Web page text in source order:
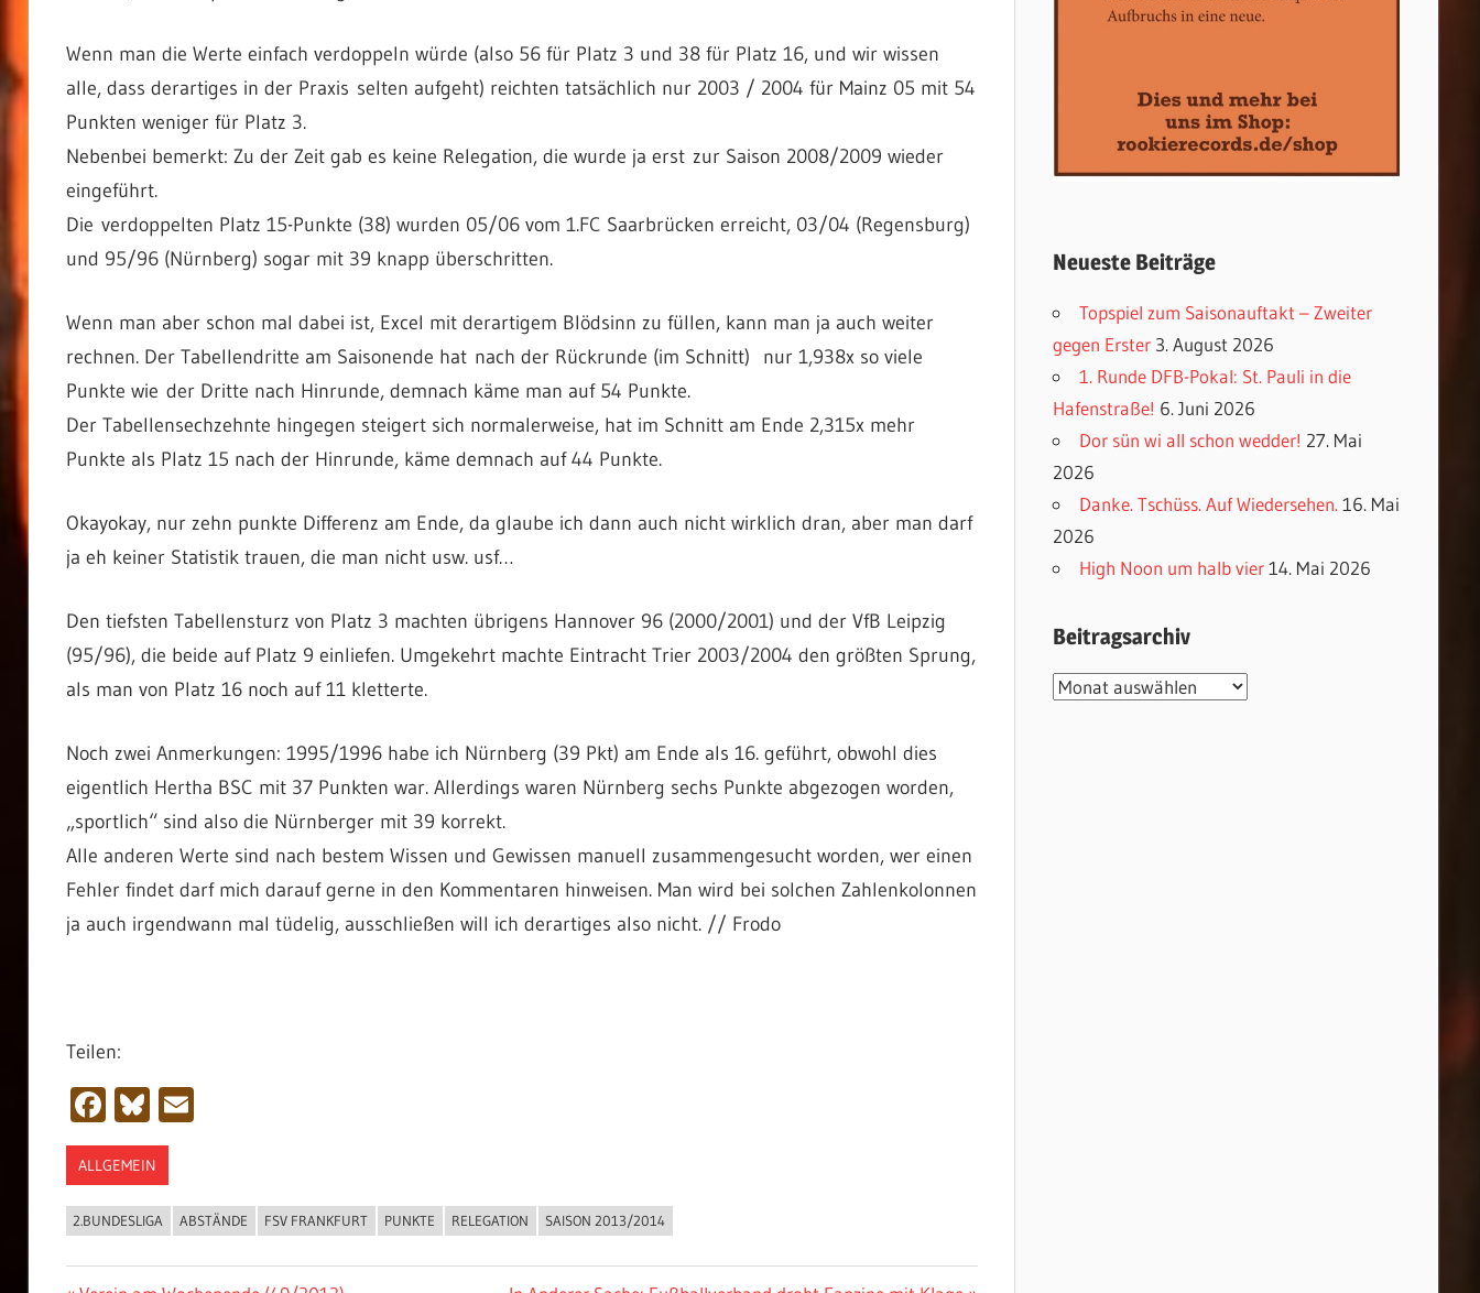
Wenn man die Werte einfach verdoppeln würde (also 56 für Platz 3 und 38 für Platz 16, und wir wissen
alle, dass derartiges in der Praxis selten aufgeht) reichten tatsächlich nur 2003 / 2004 für Mainz 05 mit 54
Punkten weniger für Platz 3.
Nebenbei bemerkt: Zu der Zeit gab es keine Relegation, die wurde ja erst zur Saison 2008/2009 wieder
eingeführt.
Die verdoppelten Platz 15-Punkte (38) wurden 05/06 vom 1.FC Saarbrücken erreicht, 03/04 (Regensburg)
und 95/96 (Nürnberg) sogar mit 39 knapp überschritten.
Wenn man aber schon mal dabei ist, Excel mit derartigem Blödsinn zu füllen, kann man ja auch weiter
rechnen. Der Tabellendritte am Saisonende hat nach der Rückrunde (im Schnitt) nur 1,938x so viele
Punkte wie der Dritte nach Hinrunde, demnach käme man auf 54 Punkte.
Der Tabellensechzehnte hingegen steigert sich normalerweise, hat im Schnitt am Ende 2,315x mehr
Punkte als Platz 15 nach der Hinrunde, käme demnach auf 44 Punkte.
Okayokay, nur zehn punkte Differenz am Ende, da glaube ich dann auch nicht wirklich dran, aber man darf
ja eh keiner Statistik trauen, die man nicht usw. usf…
Den tiefsten Tabellensturz von Platz 3 machten übrigens Hannover 96 (2000/2001) und der VfB Leipzig
(95/96), die beide auf Platz 9 einliefen. Umgekehrt machte Eintracht Trier 2003/2004 den größten Sprung,
als man von Platz 16 noch auf 11 kletterte.
Noch zwei Anmerkungen: 1995/1996 habe ich Nürnberg (39 Pkt) am Ende als 16. geführt, obwohl dies
eigentlich Hertha BSC mit 37 Punkten war. Allerdings waren Nürnberg sechs Punkte abgezogen worden,
„sportlich“ sind also die Nürnberger mit 39 korrekt.
Alle anderen Werte sind nach bestem Wissen und Gewissen manuell zusammengesucht worden, wer einen
Fehler findet darf mich darauf gerne in den Kommentaren hinweisen. Man wird bei solchen Zahlenkolonnen
ja auch irgendwann mal tüdelig, ausschließen will ich derartiges also nicht. // Frodo
Teilen:
Facebook
Bluesky
Email
ALLGEMEIN
2.BUNDESLIGA ABSTÄNDE FSV FRANKFURT PUNKTE RELEGATION SAISON 2013/2014
Neueste Beiträge
Topspiel zum Saisonauftakt – Zweiter
gegen Erster 3. August 2026
1. Runde DFB-Pokal: St. Pauli in die
Hafenstraße! 6. Juni 2026
Dor sün wi all schon wedder! 27. Mai
2026
Danke. Tschüss. Auf Wiedersehen. 16. Mai
2026
High Noon um halb vier 14. Mai 2026
Beitragsarchiv
Beitragsarchiv